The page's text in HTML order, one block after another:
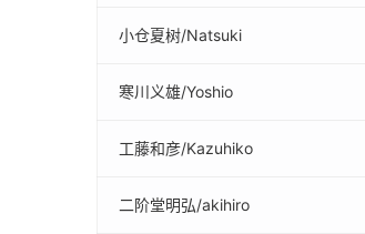
小仓夏树/Natsuki
寒川义雄/Yoshio
工藤和彦/Kazuhiko
二阶堂明弘/akihiro